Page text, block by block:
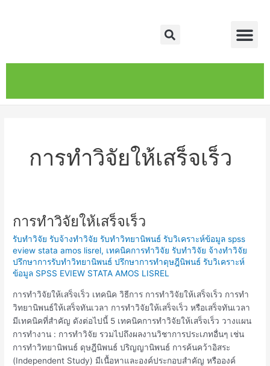
Search
การทำวิจัยให้เสร็จเร็ว
การทำวิจัยให้เสร็จเร็ว
รับทำวิจัย รับจ้างทำวิจัย รับทำวิทยานิพนธ์ รับวิเคราะห์ข้อมูล spss
eview stata amos lisrel, เทคนิคการทำวิจัย รับทำวิจัย จ้างทำวิจัย
ปรึกษาการรับทำวิทยานิพนธ์ ปรึกษาการทำดุษฎีนิพนธ์ รับวิเคราะห์
ข้อมูล SPSS EVIEW STATA AMOS LISREL
การทำวิจัยให้เสร็จเร็ว เทคนิค วิธีการ การทำวิจัยให้เสร็จเร็ว การทำ
วิทยานิพนธ์ให้เสร็จทันเวลา การทำวิจัยให้เสร็จเร็ว หรือเสร็จทันเวลา
มีเทคนิคที่สำคัญ ดังต่อไปนี้ 5 เทคนิคการทำวิจัยให้เสร็จเร็ว วางแผน
การทำงาน : การทำวิจัย รวมไปถึงผลงานวิชาการประเภทอื่นๆ เช่น
การทำวิทยานิพนธ์ ดุษฎีนิพนธ์ ปริญญานิพนธ์ การค้นคว้าอิสระ
(Independent Study) มีเนื้อหาและองค์ประกอบสำคัญ หรือองค์
การ
วิจัย
ให้
เสร็จ